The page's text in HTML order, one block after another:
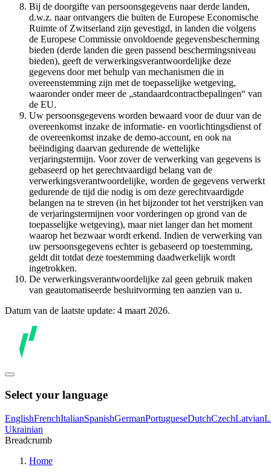
Bij de doorgifte van persoonsgegevens naar derde landen,
d.w.z. naar ontvangers die buiten de Europese Economische
Ruimte of Zwitserland zijn gevestigd, in landen die volgens
de Europese Commissie onvoldoende gegevensbescherming
bieden (derde landen die geen passend beschermingsniveau
bieden), geeft de verwerkingsverantwoordelijke deze
gegevens door met behulp van mechanismen die in
overeenstemming zijn met de toepasselijke wetgeving,
waaronder onder meer de „standaardcontractbepalingen“ van
de EU.
Uw persoonsgegevens worden bewaard voor de duur van de
overeenkomst inzake de informatie- en voorlichtingsdienst of
de overeenkomst inzake de demo-account, en ook na
beëindiging daarvan gedurende de wettelijke
verjaringstermijn. Voor zover de verwerking van gegevens is
gebaseerd op het gerechtvaardigd belang van de
verwerkingsverantwoordelijke, worden de gegevens verwerkt
gedurende de tijd die nodig is om deze gerechtvaardigde
belangen na te streven (in het bijzonder tot het verstrijken van
de verjaringstermijnen voor vorderingen op grond van de
toepasselijke wetgeving), maar niet langer dan het moment
waarop het bezwaar wordt erkend. Indien de verwerking van
uw persoonsgegevens echter is gebaseerd op toestemming,
geldt dit totdat deze toestemming daadwerkelijk wordt
ingetrokken.
De verwerkingsverantwoordelijke zal geen gebruik maken
van geautomatiseerde besluitvorming ten aanzien van u.
Datum van de laatste update: 4 maart 2026.
Select your language
EnglishFrenchItalianSpanishGermanPortugueseDutchCzechLatvian
Ukrainian
Breadcrumb
Home